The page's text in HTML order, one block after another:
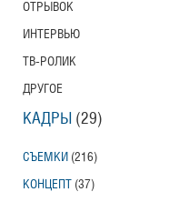
ОТРЫВОК
ИНТЕРВЬЮ
ТВ-РОЛИК
ДРУГОЕ
КАДРЫ (29)
СЪЕМКИ (216)
КОНЦЕПТ (37)